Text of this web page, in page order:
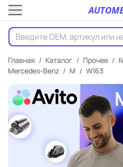
Главная / Каталог / Прочее /
Mercedes-Benz / M / W163